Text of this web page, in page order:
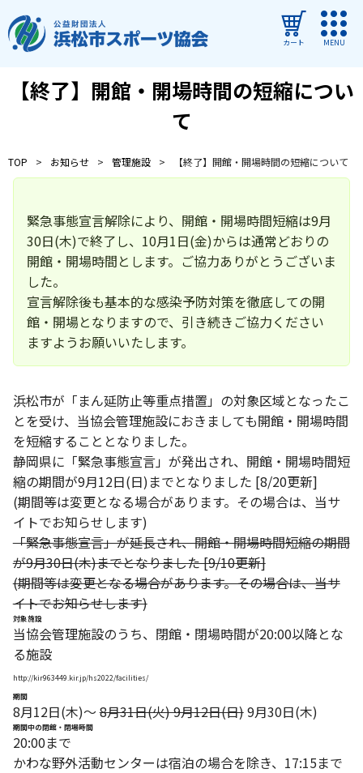
カート MENU
ログイン
教室・イベントを探す
ご利用ガイド
協会について
管理施設
教室・イベントからのお知らせ
浜松市民スポーツ祭
お知らせ
個人情報の取り扱いに関する基本方針 特定商取引法に基づく表記サイトマップ
浜松スポーツ協会に関する
お問い合わせはこちら
053-411-8686
メールフォームでのお問い合わせ
教室・イベントに関するお問い合わせは、
各教室・イベントページの問い合わせ先までお願いいたします。
【終了】開館・開場時間の短縮につい
て
TOP お知らせ 管理施設 【終了】開館・開場時間の短縮について
緊急事態宣言解除により、開館・開場時間短縮は9月
30日(木)で終了し、10月1日(金)からは通常どおりの
開館・開場時間とします。ご協力ありがとうございま
した。
宣言解除後も基本的な感染予防対策を徹底しての開
館・開場となりますので、引き続きご協力ください
ますようお願いいたします。
浜松市が「まん延防止等重点措置」の対象区域となったこ
とを受け、当協会管理施設におきましても開館・開場時間
を短縮することとなりました。
静岡県に「緊急事態宣言」が発出され、開館・開場時間短
縮の期間が9月12日(日)までとなりました [8/20更新]
(期間等は変更となる場合があります。その場合は、当サ
イトでお知らせします)
「緊急事態宣言」が延長され、開館・開場時間短縮の期間
が9月30日(木)までとなりました [9/10更新]
(期間等は変更となる場合があります。その場合は、当サ
イトでお知らせします)
対象施設
当協会管理施設のうち、閉館・閉場時間が20:00以降とな
る施設
http://kir963449.kir.jp/hs2022/facilities/
期間
8月12日(木)～8月31日(火) 9月12日(日)9月30日(木)
期間中の閉館・閉場時間
20:00まで
かわな野外活動センターは宿泊の場合を除き、17:15まで